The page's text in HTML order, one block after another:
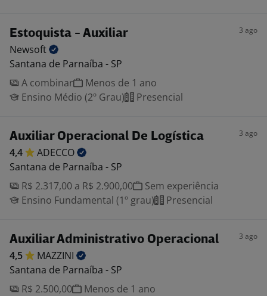
Estoquista - Auxiliar 3 ago
Newsoft
Santana de Parnaíba - SP
A combinar
Menos de 1 ano
Ensino Médio (2º Grau)
Presencial
Auxiliar Operacional De Logística 3 ago
4,4
ADECCO
Santana de Parnaíba - SP
R$ 2.317,00 a R$ 2.900,00
Sem experiência
Ensino Fundamental (1º grau)
Presencial
Auxiliar Administrativo Operacional 3 ago
4,5
MAZZINI
Santana de Parnaíba - SP
R$ 2.500,00
Menos de 1 ano